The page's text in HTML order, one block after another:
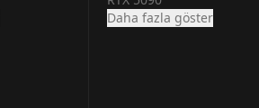
Daha fazla göster